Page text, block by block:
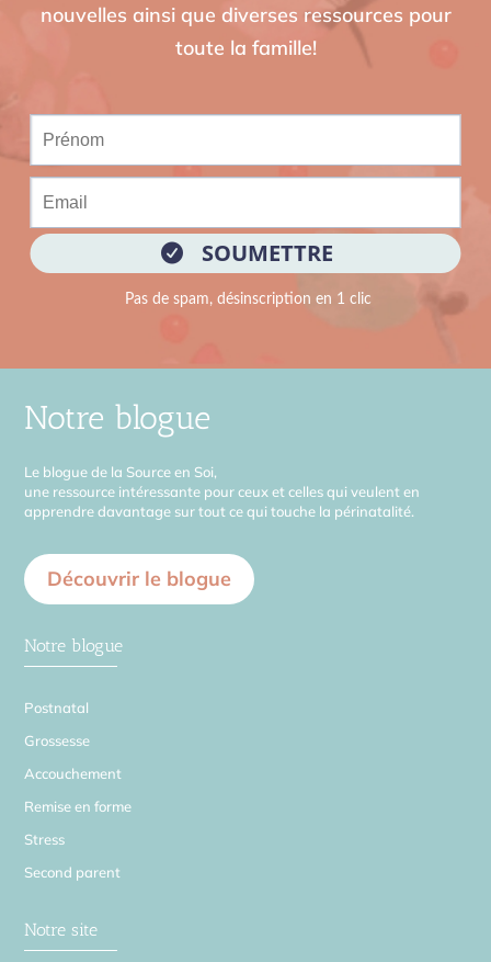
nouvelles ainsi que diverses ressources pour
toute la famille!
Notre blogue
Le blogue de la Source en Soi,
une ressource intéressante pour ceux et celles qui veulent en
apprendre davantage sur tout ce qui touche la périnatalité.
Découvrir le blogue
Notre blogue
Postnatal
Grossesse
Accouchement
Remise en forme
Stress
Second parent
Notre site